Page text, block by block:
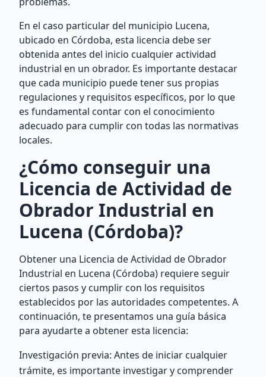
En el caso particular del municipio Lucena,
ubicado en Córdoba, esta licencia debe ser
obtenida antes del inicio cualquier actividad
industrial en un obrador. Es importante destacar
que cada municipio puede tener sus propias
regulaciones y requisitos específicos, por lo que
es fundamental contar con el conocimiento
adecuado para cumplir con todas las normativas
locales.
¿Cómo conseguir una
Licencia de Actividad de
Obrador Industrial en
Lucena (Córdoba)?
Obtener una Licencia de Actividad de Obrador
Industrial en Lucena (Córdoba) requiere seguir
ciertos pasos y cumplir con los requisitos
establecidos por las autoridades competentes. A
continuación, te presentamos una guía básica
para ayudarte a obtener esta licencia:
Investigación previa: Antes de iniciar cualquier
trámite, es importante investigar y comprender